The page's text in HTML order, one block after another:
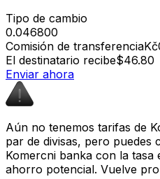
Tipo de cambio
0.046800
Comisión de transferencia
El destinatario recibe$46.80
Enviar ahora
Aún no tenemos tarifas de
par de divisas, pero puedes
Komercni banka con la tasa
ahorro potencial. Vuelve